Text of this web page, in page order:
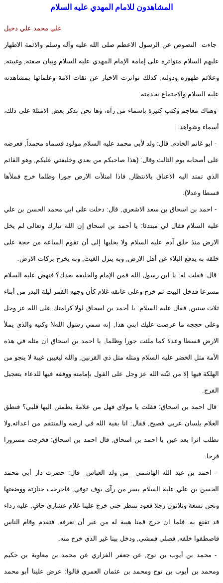
المشاهدون للامام المهدي عليه السلام
علي محمد علي دخيل
جاءت النصوص عن الرسول الاعظم صلى الله عليه وآله وسلم والائمة الاطهار
عليهم السلام متواترة على إمامة الإمام المهدي عليه السلام وبيان صفته, وغيبته,
وعلائم ظهوره ودولته, كذلك تواترت الاخبار عن ثقات الامة وعلمائها بمشاهدته
عليه السلام والاجتماع بخدمته.
وهناك معاجم وكتب كثيرة باسماء من رآه، وها نحن نذكر بعض الامثلة على ذلك،
أسماء وشواهد:
- ابو غانم الخادم, قال: ولد لأبي محمد عليه السلام مولود فسماه محمداً, فعرضه
على أصحابه يوم الثالث وقال: (هذا صاحبكم من بعدي وخليفتي عليكم, وهو القائم
الذي تمتد اليه الاعناق بالانتظار, فاذا امتلأت الارض جورا وظلما خرج فملأها
قسطا وعدلا).
- احمد بن اسحاق بن سعد الاشعري, قال: دخلت على ابي محمد الحسن بن علي
عليه السلام فقال لي مبتدئا: يا أحمد بن اسحاق إن الله تبارك وتعالى لم يخل
الارض منذ خلق آدم عليه السلام ولا يخليها إلى أن تقوم الساعة من حجة على
خلقه به يدفع البلاء عن أهل الارض, وبه ينزل الغيث, وبه يخرج بركات الارض.
قال: فقلت له: يا ابن رسول الله فمن الإمام والخليفة بعدك؟ فنهض عليه السلام
مسرعا فدخل البيت ثم خرج وعلى عاتقه غلام كأن وجهه القمر ليلة البدر من أبناء
ثلاث سنين, فقال عليه السلام: يا أحمد بن اسحاق لولا كرامتك على الله عز وجل
وعلى حججه ما عرضت عليك ابني هذا, إنه سمي رسول اللهN وكنيه والذي يملأ
الارض قسطا وعدلا كما ملئت جورا وظلما, يا احمد بن اسحاق ان مثله في هذه
الأمة مثل الخضر عليه السلام ومثله مثل ذي القرنين, والله ليغيبن غيبة لا ينجو من
الهلكة فيها إلا من ثبّته الله عز وجل على القول بإمامته ووفقه فيها للدعاء بتعجيل
الفرج.
قال احمد بن اسحاق: فقلت يا مولاي فهل من علامة يطمئن اليها قلبي؟ فنطق
الغلام بلسان عربي فصيح, فقال: انا بقية الله في ارضه والمنتقم من اعدائه,ولا
تطلب اثرا بعد عين يا احمد بن اسحاق, قال احمد بن اسحاق: فخرجت مسرورا
فرحا.
- احمد بن عبد الله الهاشمي _من ولد العباس_ قال: حضرت دار أبي محمد
الحسن بن علي عليه السلام بسر من رآى يوف توفي, فاخرجت جنازته ووضعتها
ونحن تسعة وثلاثون رجلا قعود ننتظر حتى خرج علينا غلام عشاري حافٍ, عليه رداء
قد تقنع به. فلما ان خرج قمنا هيبة له من غير أن نعرفه, فتقدم وقام الناس
فاصطفوا خلفه, فصلى فمشى, ودخل بيتا غير الذي خرج منه.
- محمد بن أيوب بن نوح, عن جعفر الفزاري عن محمد بن معاوية بن حكيم
ومحمد بن أيوب بن نوح ومحمد بن عثمان العمري قالوا: عرض علينا أبو محمد